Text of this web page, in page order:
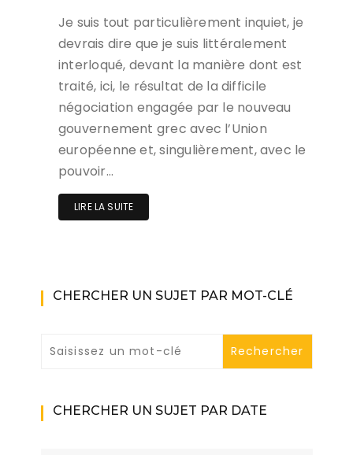
Je suis tout particulièrement inquiet, je
devrais dire que je suis littéralement
interloqué, devant la manière dont est
traité, ici, le résultat de la difficile
négociation engagée par le nouveau
gouvernement grec avec l’Union
européenne et, singulièrement, avec le
pouvoir…
LIRE LA SUITE
CHERCHER UN SUJET PAR MOT-CLÉ
CHERCHER UN SUJET PAR DATE